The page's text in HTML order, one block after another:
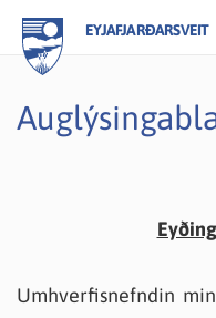
EYJAFJARÐARSVEIT
Umhverfisnefndin